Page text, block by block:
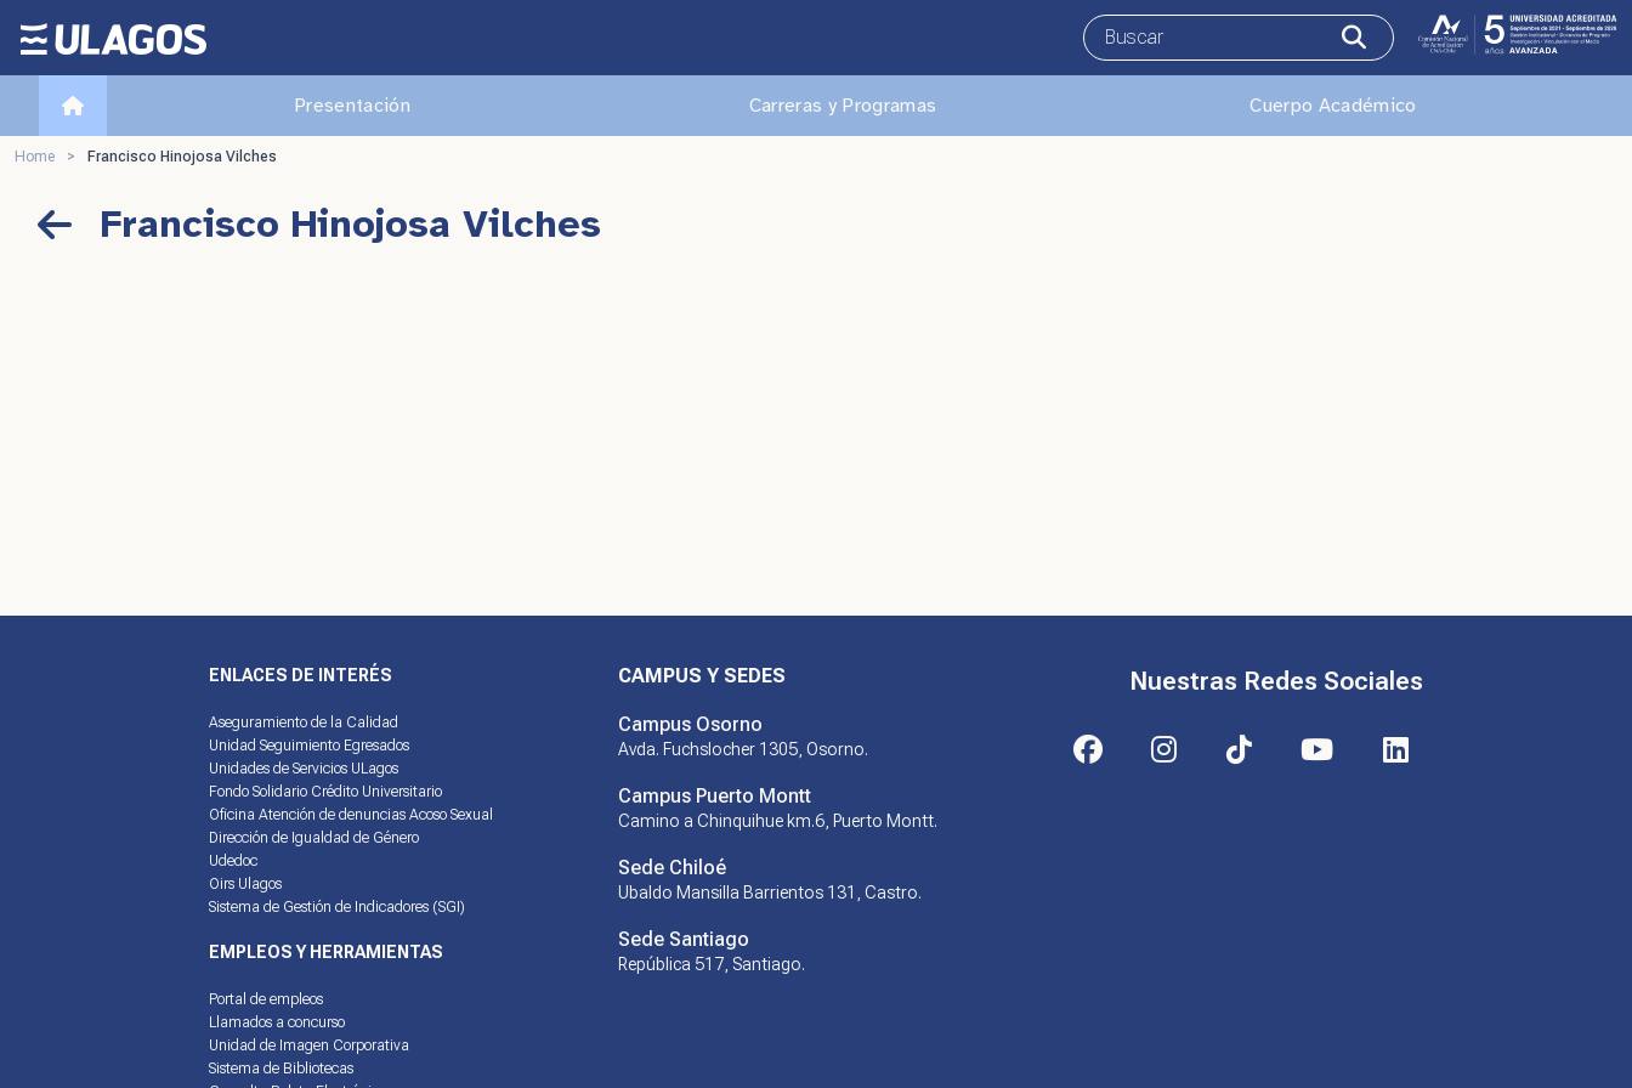
Ulagos Template
Presentación Carreras y Programas Cuerpo Académico
Home > Francisco Hinojosa Vilches
Francisco Hinojosa Vilches
ENLACES DE INTERÉS
Aseguramiento de la Calidad
Unidad Seguimiento Egresados
Unidades de Servicios ULagos
Fondo Solidario Crédito Universitario
Oficina Atención de denuncias Acoso Sexual
Dirección de Igualdad de Género
Udedoc
Oirs Ulagos
Sistema de Gestión de Indicadores (SGI)
EMPLEOS Y HERRAMIENTAS
Portal de empleos
Llamados a concurso
Unidad de Imagen Corporativa
Sistema de Bibliotecas
CAMPUS Y SEDES
Campus Osorno
Avda. Fuchslocher 1305, Osorno.
Campus Puerto Montt
Camino a Chinquihue km.6, Puerto Montt.
Sede Chiloé
Ubaldo Mansilla Barrientos 131, Castro.
Sede Santiago
República 517, Santiago.
Nuestras Redes Sociales